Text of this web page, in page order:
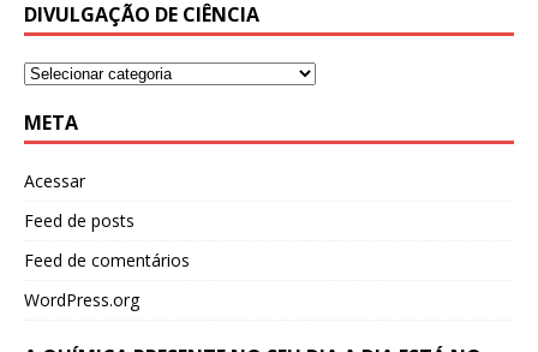
DIVULGAÇÃO DE CIÊNCIA
META
Acessar
Feed de posts
Feed de comentários
WordPress.org